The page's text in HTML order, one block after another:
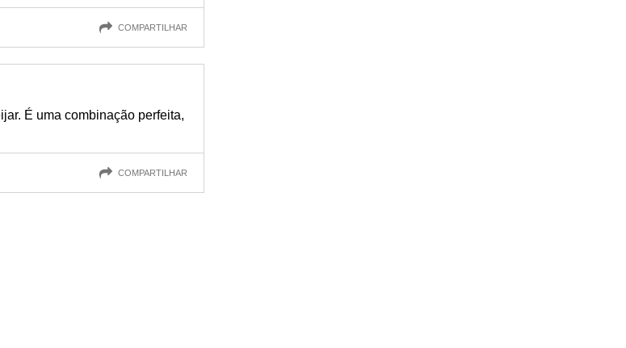
COMPARTILHAR
É uma combinação perfeita,
COMPARTILHAR